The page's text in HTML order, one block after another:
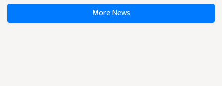
More News